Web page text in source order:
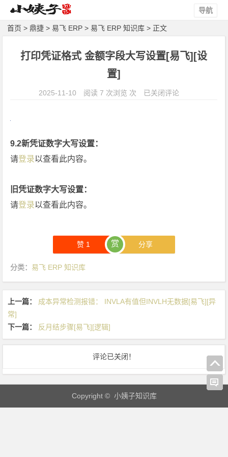
导航
首页 >鼎捷 >易飞 ERP >易飞 ERP 知识库 > 正文
打印凭证格式 金额字段大写设置[易飞][设
置]
2025-11-10 阅读 7 次浏览 次
打
设
飞]
已关闭评论
9.2新凭证数字大写设置：
请登录以查看此内容。
旧凭证数字大写设置：
请登录以查看此内容。
赞1 赏 分享
分类： 易飞 ERP 知识库
上一篇：
成本异常检测报错： INVLA有值但INVLH无数据[易飞][异
常]
下一篇：
反月结步骤[易飞][逻辑]
评论已关闭！
Copyright © 小姨子知识库